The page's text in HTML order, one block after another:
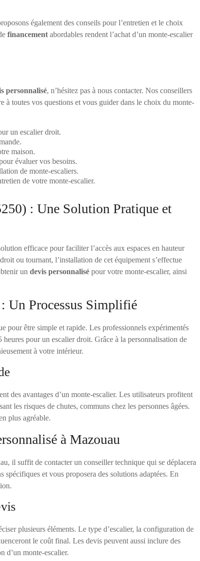
également des conseils pour l’entretien et le choix
financement abordables rendent l’achat d’un monte-escalier
personnalisé, n’hésitez pas à nous contacter. Nos conseillers
à toutes vos questions et vous guider dans le choix du monte-
un escalier droit.
maison.
évaluer vos besoins.
de monte-escaliers.
de votre monte-escalier.
: Une Solution Pratique et
efficace pour faciliter l’accès aux espaces en hauteur
ou tournant, l’installation de cet équipement s’effectue
un devis personnalisé pour votre monte-escalier, ainsi
Un Processus Simplifié
pour être simple et rapide. Les professionnels expérimentés
pour un escalier droit. Grâce à la personnalisation de
à votre intérieur.
des avantages d’un monte-escalier. Les utilisateurs profitent
les risques de chutes, communs chez les personnes âgées.
plus agréable.
à Mazouau
il suffit de contacter un conseiller technique qui se déplacera
et vous proposera des solutions adaptées. En
plusieurs éléments. Le type d’escalier, la configuration de
le coût final. Les devis peuvent aussi inclure des
d’un monte-escalier.